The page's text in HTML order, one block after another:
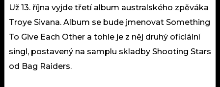
Už 13. října vyjde třetí album australského zpěváka
Troye Sivana. Album se bude jmenovat Something
To Give Each Other a tohle je z něj druhý oficiální
singl, postavený na samplu skladby Shooting Stars
od Bag Raiders.